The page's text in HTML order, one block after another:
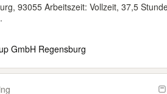
93055 Arbeitszeit: Vollzeit, 37,5
GmbH Regensburg